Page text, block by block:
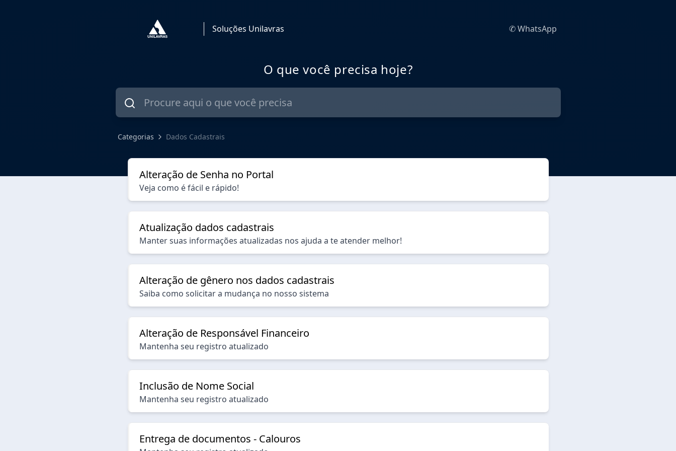
Soluções Unilavras ✆ WhatsApp
O que você precisa hoje?
Categorias Dados Cadastrais
Alteração de Senha no Portal
Veja como é fácil e rápido!
Atualização dados cadastrais
Manter suas informações atualizadas nos ajuda a te atender melhor!
Alteração de gênero nos dados cadastrais
Saiba como solicitar a mudança no nosso sistema
Alteração de Responsável Financeiro
Mantenha seu registro atualizado
Inclusão de Nome Social
Mantenha seu registro atualizado
Entrega de documentos - Calouros